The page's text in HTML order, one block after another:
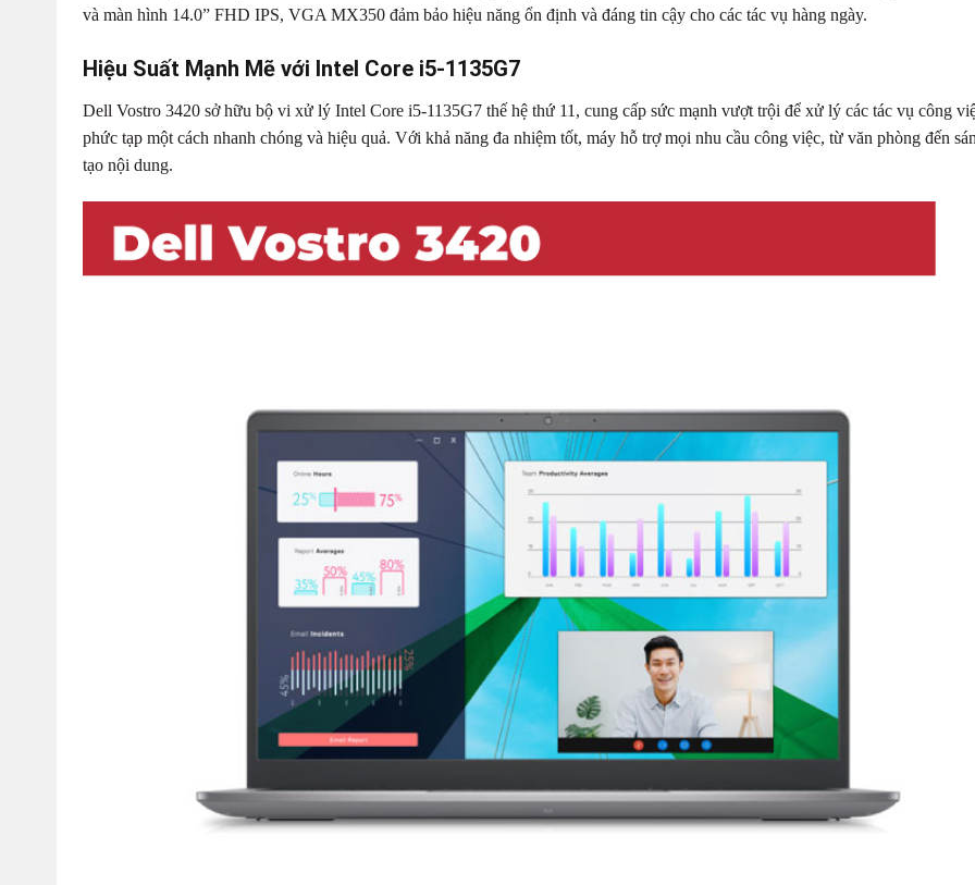
và màn hình 14.0” FHD IPS, VGA MX350 đảm bảo hiệu năng ổn định và đáng tin cậy cho các tác vụ hàng ngày.
Hiệu Suất Mạnh Mẽ với Intel Core i5-1135G7
Dell Vostro 3420 sở hữu bộ vi xử lý Intel Core i5-1135G7 thế hệ thứ 11, cung cấp sức mạnh vượt trội để xử lý các tác vụ công
phức tạp một cách nhanh chóng và hiệu quả. Với khả năng đa nhiệm tốt, máy hỗ trợ mọi nhu cầu công việc, từ văn phòng đến
tạo nội dung.